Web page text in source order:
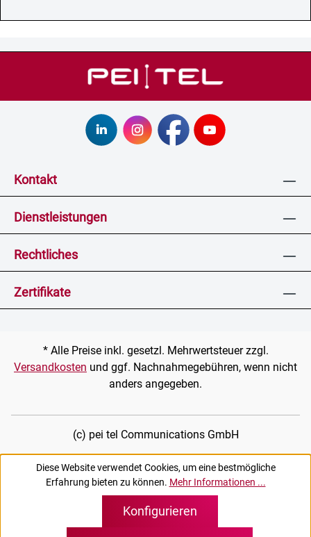
Kontakt
Dienstleistungen
Rechtliches
Zertifikate
* Alle Preise inkl. gesetzl. Mehrwertsteuer zzgl.
Versandkosten und ggf. Nachnahmegebühren, wenn nicht
anders angegeben.
(c) pei tel Communications GmbH
Diese Website verwendet Cookies, um eine bestmögliche
Erfahrung bieten zu können. Mehr Informationen ...
Konfigurieren